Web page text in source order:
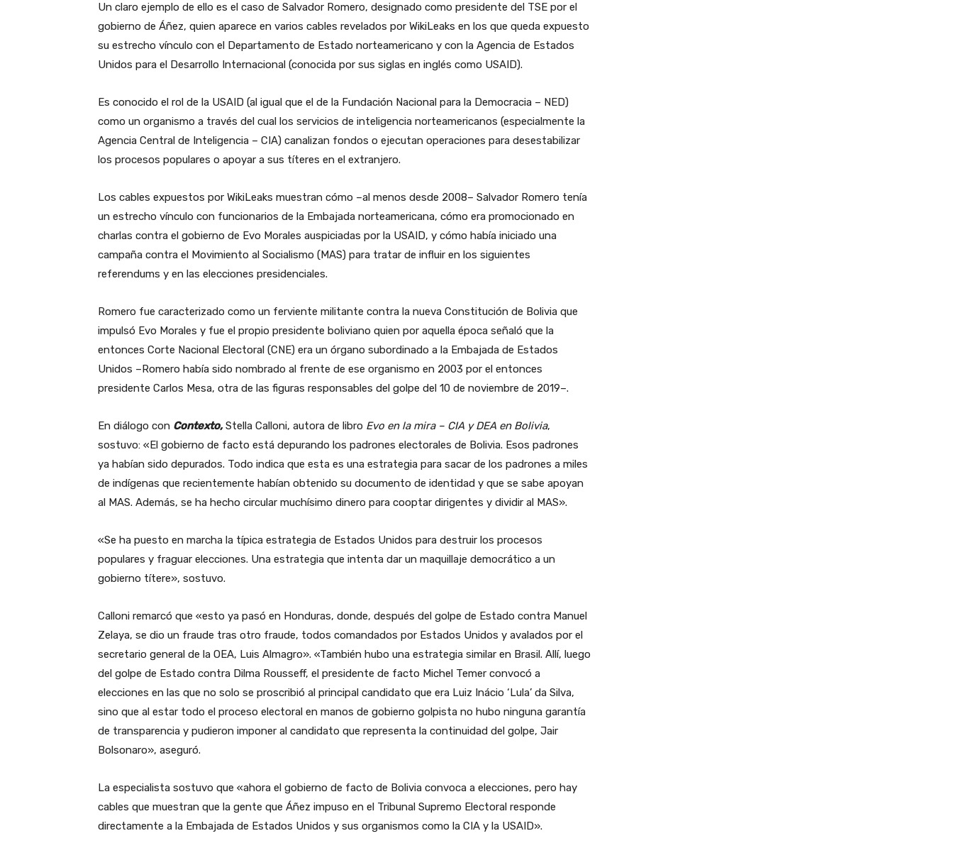
Un claro ejemplo de ello es el caso de Salvador Romero, designado como presidente del TSE por el
gobierno de Áñez, quien aparece en varios cables revelados por WikiLeaks en los que queda expuesto
su estrecho vínculo con el Departamento de Estado norteamericano y con la Agencia de Estados
Unidos para el Desarrollo Internacional (conocida por sus siglas en inglés como USAID).
Es conocido el rol de la USAID (al igual que el de la Fundación Nacional para la Democracia – NED)
como un organismo a través del cual los servicios de inteligencia norteamericanos (especialmente la
Agencia Central de Inteligencia – CIA) canalizan fondos o ejecutan operaciones para desestabilizar
los procesos populares o apoyar a sus títeres en el extranjero.
Los cables expuestos por WikiLeaks muestran cómo –al menos desde 2008– Salvador Romero tenía
un estrecho vínculo con funcionarios de la Embajada norteamericana, cómo era promocionado en
charlas contra el gobierno de Evo Morales auspiciadas por la USAID, y cómo había iniciado una
campaña contra el Movimiento al Socialismo (MAS) para tratar de influir en los siguientes
referendums y en las elecciones presidenciales.
Romero fue caracterizado como un ferviente militante contra la nueva Constitución de Bolivia que
impulsó Evo Morales y fue el propio presidente boliviano quien por aquella época señaló que la
entonces Corte Nacional Electoral (CNE) era un órgano subordinado a la Embajada de Estados
Unidos –Romero había sido nombrado al frente de ese organismo en 2003 por el entonces
presidente Carlos Mesa, otra de las figuras responsables del golpe del 10 de noviembre de 2019–.
En diálogo con Contexto,Stella Calloni, autora de libro Evo en la mira – CIA y DEA en Bolivia,
sostuvo: «El gobierno de facto está depurando los padrones electorales de Bolivia. Esos padrones
ya habían sido depurados. Todo indica que esta es una estrategia para sacar de los padrones a miles
de indígenas que recientemente habían obtenido su documento de identidad y que se sabe apoyan
al MAS. Además, se ha hecho circular muchísimo dinero para cooptar dirigentes y dividir al MAS».
«Se ha puesto en marcha la típica estrategia de Estados Unidos para destruir los procesos
populares y fraguar elecciones. Una estrategia que intenta dar un maquillaje democrático a un
gobierno títere», sostuvo.
Calloni remarcó que «esto ya pasó en Honduras, donde, después del golpe de Estado contra Manuel
Zelaya, se dio un fraude tras otro fraude, todos comandados por Estados Unidos y avalados por el
secretario general de la OEA, Luis Almagro». «También hubo una estrategia similar en Brasil. Allí, luego
del golpe de Estado contra Dilma Rousseff, el presidente de facto Michel Temer convocó a
elecciones en las que no solo se proscribió al principal candidato que era Luiz Inácio ‘Lula’ da Silva,
sino que al estar todo el proceso electoral en manos de gobierno golpista no hubo ninguna garantía
de transparencia y pudieron imponer al candidato que representa la continuidad del golpe, Jair
Bolsonaro», aseguró.
La especialista sostuvo que «ahora el gobierno de facto de Bolivia convoca a elecciones, pero hay
cables que muestran que la gente que Áñez impuso en el Tribunal Supremo Electoral responde
directamente a la Embajada de Estados Unidos y sus organismos como la CIA y la USAID».